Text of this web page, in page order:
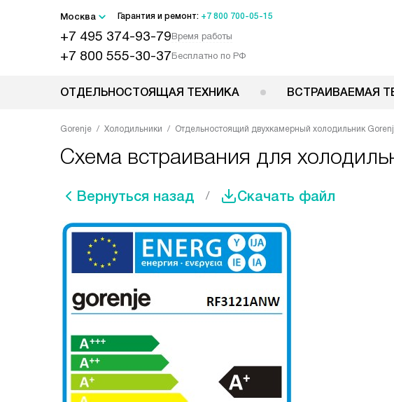
Москва Гарантия и ремонт: +7 800 700-05-15
+7 495 374-93-79Время работы
+7 800 555-30-37Бесплатно по РФ
ОТДЕЛЬНОСТОЯЩАЯ ТЕХНИКА ВСТРАИВАЕМАЯ
Gorenje Холодильники Отдельностоящий двухкамерный холодильник
Схема встраивания для
Вернуться назад Скачать файл